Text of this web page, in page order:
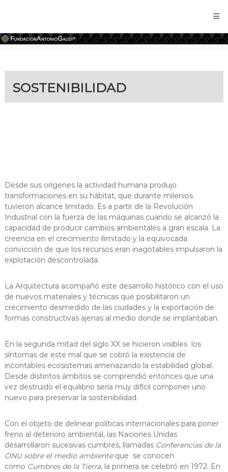
Antonio
SOSTENIBILIDAD
Desde sus orígenes la actividad humana produjo
transformaciones en su hábitat, que durante milenios
tuvieron alcance limitado. Es a partir de la Revolución
Industrial con la fuerza de las máquinas cuando se alcanzó la
capacidad de producir cambios ambientales a gran escala. La
creencia en el crecimiento ilimitado y la equivocada
convicción de que los recursos eran inagotables impulsaron la
explotación descontrolada.
La Arquitectura acompañó este desarrollo histórico con el uso
de nuevos materiales y técnicas que posibilitaron un
crecimiento desmedido de las ciudades y la exportación de
formas constructivas ajenas al medio donde se implantaban.
En la segunda mitad del siglo XX se hicieron visibles los
síntomas de este mal que se cobró la existencia de
incontables ecosistemas amenazando la estabilidad global.
Desde distintos ámbitos se comprendió entonces que una
vez destruido el equilibrio sería muy difícil componer uno
nuevo para preservar la sostenibilidad.
Con el objeto de delinear políticas internacionales para poner
freno al deterioro ambiental, las Naciones Unidas
desarrollaron sucesivas cumbres, llamadas Conferencias de la
ONU sobre el medio ambienteque se conocen
como Cumbres de la Tierra, la primera se celebró en 1972. En